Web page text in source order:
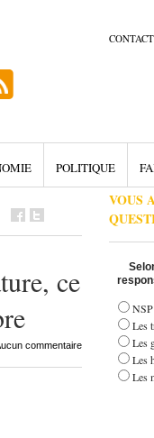
CONTACT
POLITIQUE
ce
commentaire
VOUS
NSP
Les
Les
Les
Les